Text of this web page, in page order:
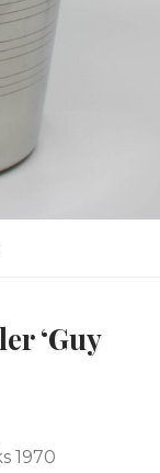
‘Guy
1970